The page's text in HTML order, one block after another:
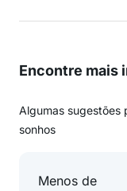
Encontre mais
Algumas sugestões
sonhos
Menos de